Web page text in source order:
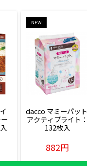
NEW
dacco マミーパット
アクティブライト：
132枚入
882円
販売価格(税込)